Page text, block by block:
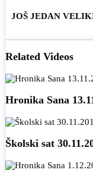
JOŠ JEDAN
Related Videos
Hronika Sana
Školski sat